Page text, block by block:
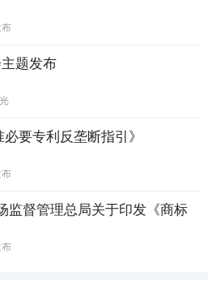
主题发布
要专利反垄断指引》
监督管理总局关于印发《商标